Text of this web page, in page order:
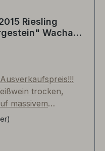
Riesling
Wachau,
trocken,
massivem
und mehrfach